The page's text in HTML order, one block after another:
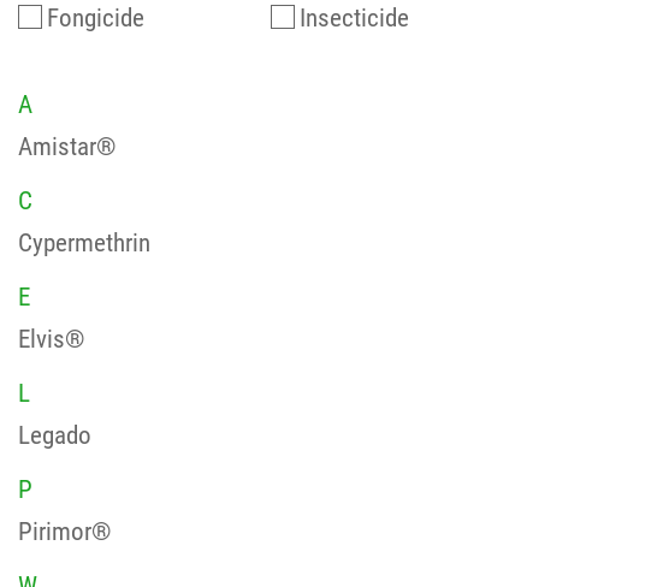
Fongicide Insecticide
A
Amistar®
C
Cypermethrin
E
Elvis®
L
Legado
P
Pirimor®